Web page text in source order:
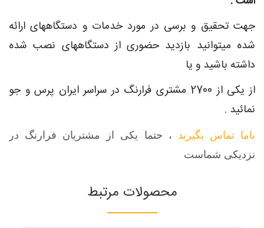
جهت تحقیق و برسی در مورد خدمات و دستگاههای ارائه
شده میتوانید بازدید حضوری از دستگاههای نصب شده
داشته باشید و یا
از یکی از 2700 مشتری فرارنگ در سراسر ایران پرس و جو
نمائید .
باما تماس بگیرید ، حتما یکی از مشتریان فرارنگ در
نزدیکی شماست
محصولات مرتبط